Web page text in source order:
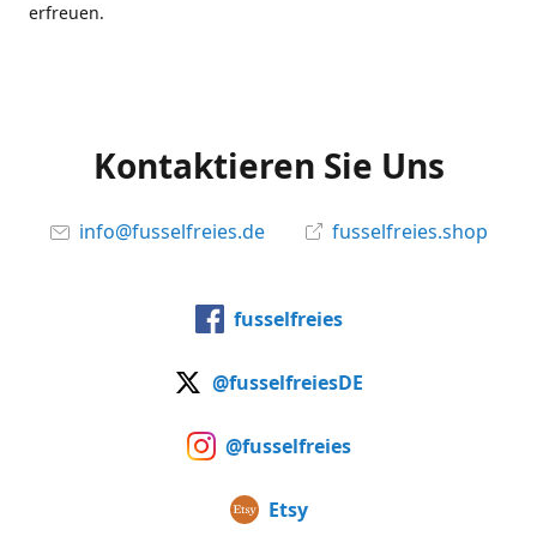
erfreuen.
Kontaktieren Sie Uns
info@fusselfreies.de fusselfreies.shop
fusselfreies
@fusselfreiesDE
@fusselfreies
Etsy